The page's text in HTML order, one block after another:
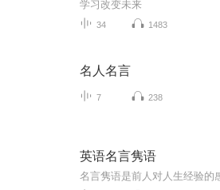
学习改变未来
34 1483
名人名言
7 238
英语名言隽语